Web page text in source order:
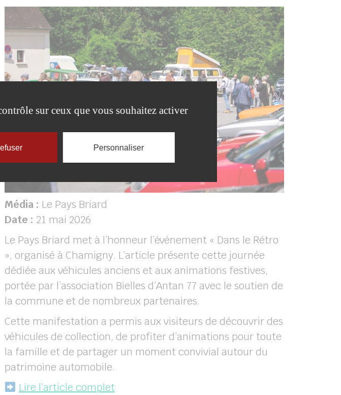
Média : Le Pays Briard
Date : 21 mai 2026
Le Pays Briard met à l’honneur l’événement « Dans le Rétro
», organisé à Chamigny. L’article présente cette journée
dédiée aux véhicules anciens et aux animations festives,
portée par l’association Bielles d’Antan 77 avec le soutien de
la commune et de nombreux partenaires.
Cette manifestation a permis aux visiteurs de découvrir des
véhicules de collection, de profiter d’animations pour toute
la famille et de partager un moment convivial autour du
patrimoine automobile.
Lire l’article complet
sur ceux que vous souhaitez activer
Personnaliser